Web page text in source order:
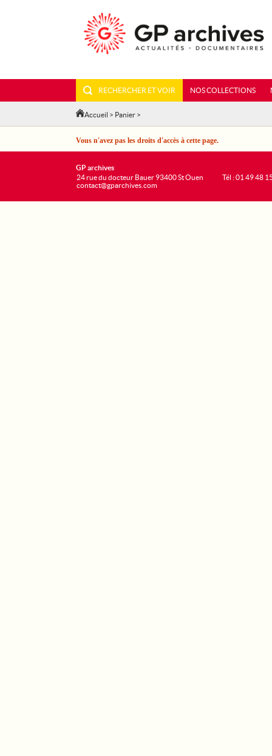
RECHERCHER ET VOIR NOS COLLECTIONS
Accueil > Panier >
Vous n'avez pas les droits d'accès à cette page.
GP archives
24 rue du docteur Bauer 93400 St Ouen
contact@gparchives.com
Tél : 01 49 48